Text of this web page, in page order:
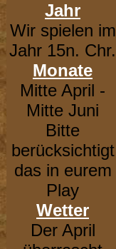
Jahr
Wir spielen im
Jahr 15n. Chr.
Monate
Mitte April -
Mitte Juni
Bitte
berücksichtigt
das in eurem
Play
Wetter
Der April